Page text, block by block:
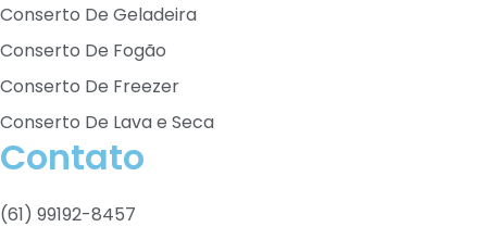
Conserto De Geladeira
Conserto De Fogão
Conserto De Freezer
Conserto De Lava e Seca
Contato
(61) 99192-8457